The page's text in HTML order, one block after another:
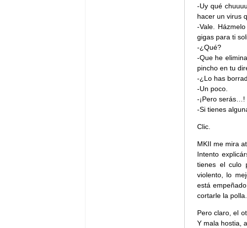
-Uy qué
hacer un virus
-Vale.
gigas para ti
-¿Qué?
-Que he
pincho en tu
-¿Lo has
-Un poco.
-¡Pero serás…!
-Si tienes
Clic.
MKII me mira
Intento
tienes el culo
violento, lo
está
cortarle la
Pero claro, el
Y mala hostia,